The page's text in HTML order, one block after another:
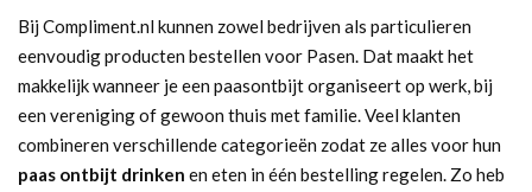
Bij Compliment.nl kunnen zowel bedrijven als particulieren
eenvoudig producten bestellen voor Pasen. Dat maakt het
makkelijk wanneer je een paasontbijt organiseert op werk, bij
een vereniging of gewoon thuis met familie. Veel klanten
combineren verschillende categorieën zodat ze alles voor hun
paas ontbijt drinken en eten in één bestelling regelen. Zo heb